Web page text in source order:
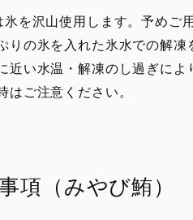
を沢山使用します。予めご
の氷を入れた氷水での解凍
い水温・解凍のし過ぎによ
ご注意ください。
項（みやび鮪）